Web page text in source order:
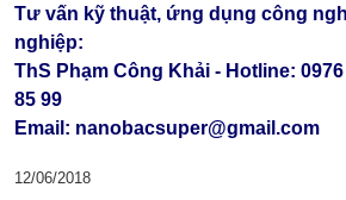
Tư vấn kỹ thuật, ứng dụng công
nghiệp:
ThS Phạm Công Khải - Hotline: 0976
85 99
Email: nanobacsuper@gmail.com
12/06/2018